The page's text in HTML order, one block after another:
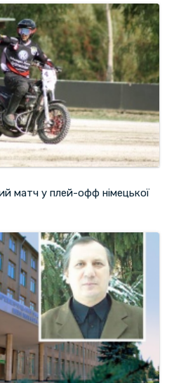
матч у плей-офф німецької